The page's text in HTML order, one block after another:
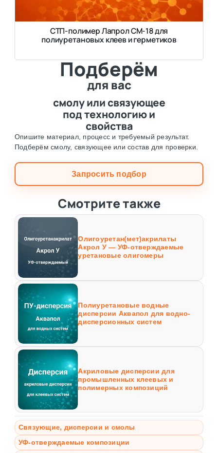
СТП-полимер Лапрол СМ-18 для
полиуретановых клеев и герметиков
Подберём
для вас
смолу или связующее
под технологию и
свойства
Опишите материал, процесс и требуемый результат.
Подберём смолу, связующее или состав для проверки.
Запросить подбор
Смотрите также
Олигоуретан(мет)акрилаты
Акрол У — УФ-отверждаемые
уретановые олигомеры
Полиуретановые водные
дисперсии Аквапол для водно-
дисперсионных систем
Акриловые дисперсии для
промышленных клеевых и
полимерных композиций
Связующие, дисперсии и смолы
УФ-отверждаемые композиции